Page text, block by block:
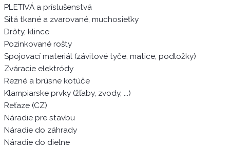
PLETIVÁ a príslušenstvá
Sitá tkané a zvarované, muchosieťky
Drôty, klince
Pozinkované rošty
Spojovací materiál (závitové tyče, matice, podložky)
Zváracie elektródy
Rezné a brúsne kotúče
Klampiarske prvky (žľaby, zvody, ...)
Reťaze (CZ)
Náradie pre stavbu
Náradie do záhrady
Náradie do dielne